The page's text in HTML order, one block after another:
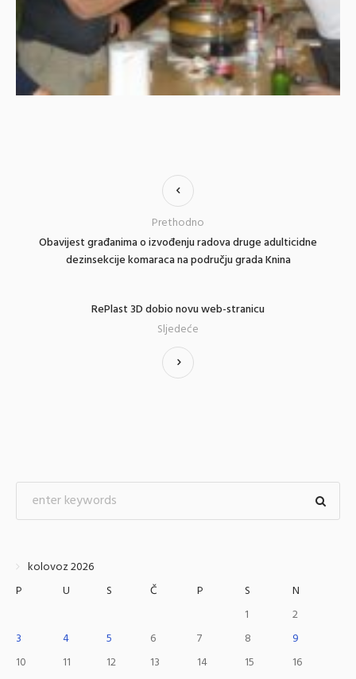
Obavijest građanima o izvođenju radova druge adulticidne
dezinsekcije komaraca na području grada Knina
Prethodno
RePlast 3D dobio novu web-stranicu
Sljedeće
kolovoz 2026
P
U S Č P S
N
1
2
3
4 5 6 7 8
9
10
11 12 13 14 15
16